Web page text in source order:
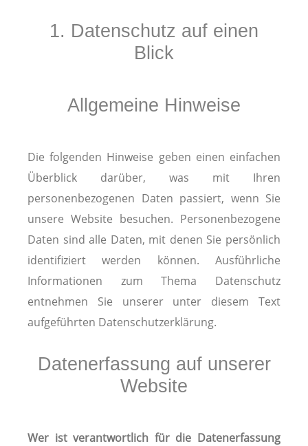
1. Datenschutz auf einen
Blick
Allgemeine Hinweise
Die folgenden Hinweise geben einen einfachen
Überblick darüber, was mit Ihren
personenbezogenen Daten passiert, wenn Sie
unsere Website besuchen. Personenbezogene
Daten sind alle Daten, mit denen Sie persönlich
identifiziert werden können. Ausführliche
Informationen zum Thema Datenschutz
entnehmen Sie unserer unter diesem Text
aufgeführten Datenschutzerklärung.
Datenerfassung auf unserer
Website
Wer ist verantwortlich für die Datenerfassung